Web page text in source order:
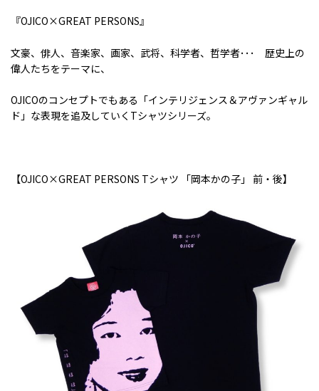
『OJICO×GREAT PERSONS』
文豪、俳人、音楽家、画家、武将、科学者、哲学者･･･ 歴史上の
偉人たちをテーマに、
OJICOのコンセプトでもある「インテリジェンス＆アヴァンギャル
ド」な表現を追及していく Tシャツシリーズ。
【OJICO×GREAT PERSONS Tシャツ 「岡本かの子」 前・後】